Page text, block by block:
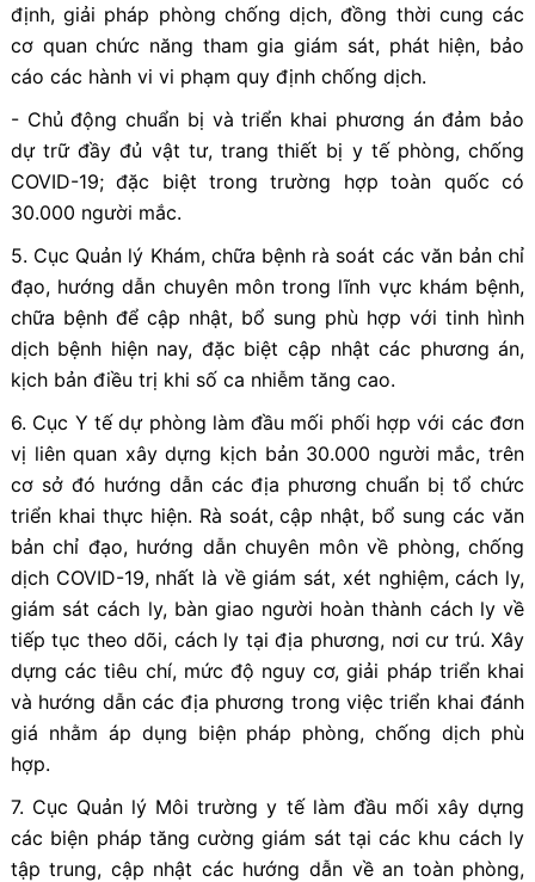
định, giải pháp phòng chống dịch, đồng thời cung các
cơ quan chức năng tham gia giám sát, phát hiện, bảo
cáo các hành vi vi phạm quy định chống dịch.
- Chủ động chuẩn bị và triển khai phương án đảm bảo
dự trữ đầy đủ vật tư, trang thiết bị y tế phòng, chống
COVID-19; đặc biệt trong trường hợp toàn quốc có
30.000 người mắc.
5. Cục Quản lý Khám, chữa bệnh rà soát các văn bản chỉ
đạo, hướng dẫn chuyên môn trong lĩnh vực khám bệnh,
chữa bệnh để cập nhật, bổ sung phù hợp với tinh hình
dịch bệnh hiện nay, đặc biệt cập nhật các phương án,
kịch bản điều trị khi số ca nhiễm tăng cao.
6. Cục Y tế dự phòng làm đầu mối phối hợp với các đơn
vị liên quan xây dựng kịch bản 30.000 người mắc, trên
cơ sở đó hướng dẫn các địa phương chuẩn bị tổ chức
triển khai thực hiện. Rà soát, cập nhật, bổ sung các văn
bản chỉ đạo, hướng dẫn chuyên môn về phòng, chống
dịch COVID-19, nhất là về giám sát, xét nghiệm, cách ly,
giám sát cách ly, bàn giao người hoàn thành cách ly về
tiếp tục theo dõi, cách ly tại địa phương, nơi cư trú. Xây
dựng các tiêu chí, mức độ nguy cơ, giải pháp triển khai
và hướng dẫn các địa phương trong việc triển khai đánh
giá nhằm áp dụng biện pháp phòng, chống dịch phù
hợp.
7. Cục Quản lý Môi trường y tế làm đầu mối xây dựng
các biện pháp tăng cường giám sát tại các khu cách ly
tập trung, cập nhật các hướng dẫn về an toàn phòng,